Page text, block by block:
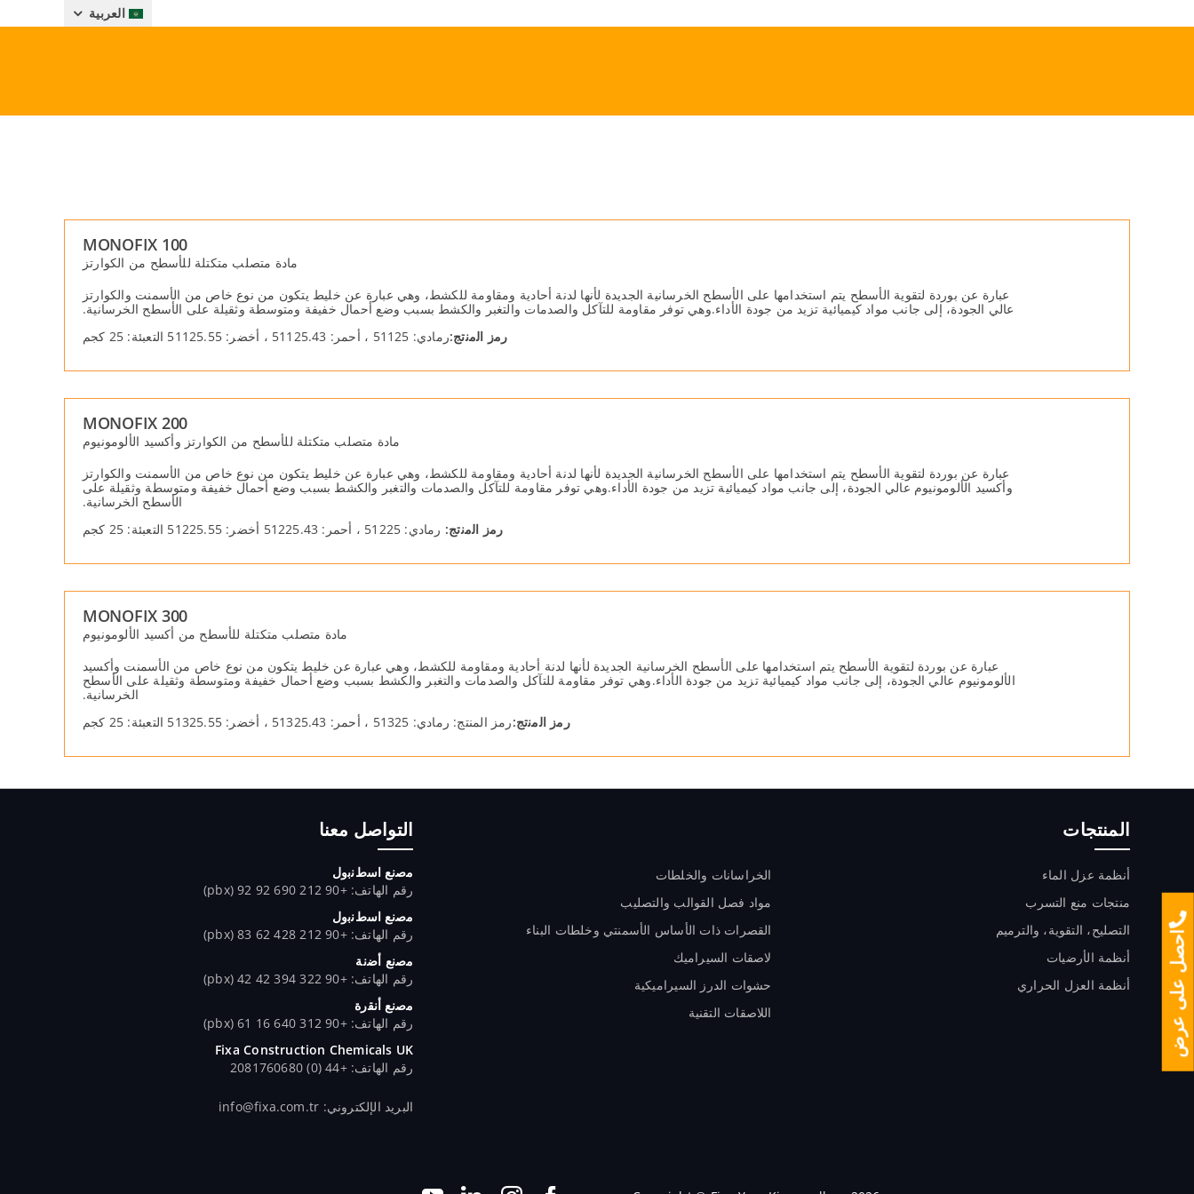
العربية
MONOFIX 100
مادة متصلب متكتلة للأسطح من الكوارتز
عبارة عن بوردة لتقویة الأسطح یتم استخدامھا على الأسطح الخرسانیة الجدیدة لأنھا لدنة أحادیة ومقاومة للكشط، وھي عبارة عن خلیط یتكون من نوع خاص من الأسمنت والكوارتز
عالي الجودة، إلى جانب مواد كیمیائیة تزید من جودة الأداء.وھي توفر مقاومة للتآكل والصدمات والتغبر والكشط بسبب وضع أحمال خفیفة ومتوسطة وثقیلة على الأسطح الخرسانیة.
رﻣز اﻟﻣﻧﺗﺞ:رمادي: 51125 ، أحمر: 51125.43 ، أخضر: 51125.55 التعبئة: 25 كجم
MONOFIX 200
مادة متصلب متكتلة للأسطح من الكوارتز وأكسید الألومونیوم
عبارة عن بوردة لتقویة الأسطح یتم استخدامھا على الأسطح الخرسانیة الجدیدة لأنھا لدنة أحادیة ومقاومة للكشط، وھي عبارة عن خلیط یتكون من نوع خاص من الأسمنت والكوارتز
وأكسید الألومونیوم عالي الجودة، إلى جانب مواد كیمیائیة تزید من جودة الأداء.وھي توفر مقاومة للتآكل والصدمات والتغبر والكشط بسبب وضع أحمال خفیفة ومتوسطة وثقیلة على
الأسطح الخرسانیة.
رﻣز اﻟﻣﻧﺗﺞ: رمادي: 51225 ، أحمر: 51225.43 أخضر: 51225.55 التعبئة: 25 كجم
MONOFIX 300
مادة متصلب متكتلة للأسطح من أكسید الألومونیوم
عبارة عن بوردة لتقویة الأسطح یتم استخدامھا على الأسطح الخرسانیة الجدیدة لأنھا لدنة أحادیة ومقاومة للكشط، وھي عبارة عن خلیط یتكون من نوع خاص من الأسمنت وأكسید
الألومونیوم عالي الجودة، إلى جانب مواد كیمیائیة تزید من جودة الأداء.وھي توفر مقاومة للتآكل والصدمات والتغبر والكشط بسبب وضع أحمال خفیفة ومتوسطة وثقیلة على الأسطح
الخرسانیة.
رﻣز اﻟﻣﻧﺗﺞ:رمز المنتج: رمادي: 51325 ، أحمر: 51325.43 ، أخضر: 51325.55 التعبئة: 25 كجم
المنتجات
أنظمة عزل الماء
ﻣﻨﺘﺠﺎت ﻣﻨﻊ اﻟﺘﺴﺮب
التصليح، التقوية، والترميم
أنظمة الأرضيات
أنظمة العزل الحراري
الخراسانات والخلطات
مواد فصل القوالب والتصليب
القصرات ذات الأساس الأسمنتي وخلطات البناء
لاصقات السيراميك
حشوات الدرز السيراميكية
اللاصقات التقنية
التواصل معنا
ﻣﺻﻧﻊ اﺳطﻧﺑول
رقم الهاتف: +90 212 690 92 92 (pbx)
ﻣﺻﻧﻊ اﺳطﻧﺑول
رقم الهاتف: +90 212 428 62 83 (pbx)
ﻣﺻﻧﻊ أﺿﻧﺔ
رقم الهاتف: +90 322 394 42 42 (pbx)
ﻣﺻﻧﻊ أﻧﻘرة
رقم الهاتف: +90 312 640 16 61 (pbx)
Fixa Construction Chemicals UK
رقم الهاتف: +44 (0) 2081760680
البريد الإلكتروني: info@fixa.com.tr
احصل على عرض